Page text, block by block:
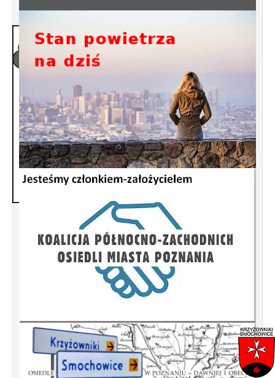
Jak palić w piecu oszczędnie, bez dymu i
pretensji sąsiadów ? Kliknij